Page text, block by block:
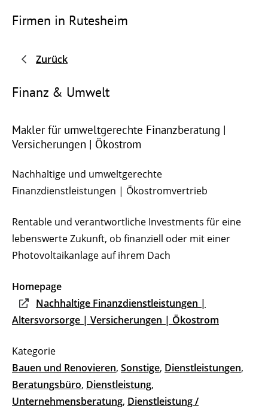
Firmen in Rutesheim
Zurück
Finanz & Umwelt
Makler für umweltgerechte Finanzberatung |
Versicherungen | Ökostrom
Nachhaltige und umweltgerechte
Finanzdienstleistungen | Ökostromvertrieb
Rentable und verantwortliche Investments für eine
lebenswerte Zukunft, ob finanziell oder mit einer
Photovoltaikanlage auf ihrem Dach
Homepage
Nachhaltige Finanzdienstleistungen |
Altersvorsorge | Versicherungen | Ökostrom
Bauen und Renovieren, Sonstige, Dienstleistungen,
Beratungsbüro, Dienstleistung,
Unternehmensberatung, Dienstleistung /